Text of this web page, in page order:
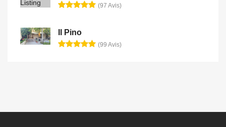
(97 Avis)
Il Pino
(99 Avis)